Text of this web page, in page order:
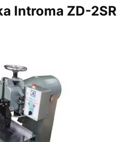
Introma ZD-2SR